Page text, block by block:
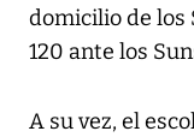
domicilio de los
120 ante los
A su vez, el